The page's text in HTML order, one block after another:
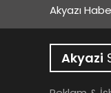
Akyazı
Akyazi